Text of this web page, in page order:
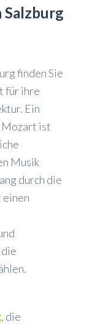
Salzburg
finden Sie
für ihre
Ein
Mozart ist
Musik
durch die
, die